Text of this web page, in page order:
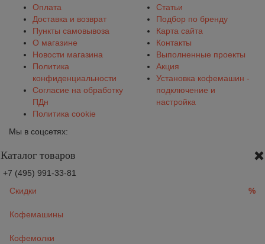
Оплата
Доставка и возврат
Пункты самовывоза
О магазине
Новости магазина
Политика
конфиденциальности
Согласие на обработку
ПДн
Политика cookie
Статьи
Подбор по бренду
Карта сайта
Контакты
Выполненные проекты
Акция
Установка кофемашин -
подключение и
настройка
Мы в соцсетях:
Каталог товаров
+7 (495) 991-33-81
Скидки
%
Кофемашины
Кофемолки